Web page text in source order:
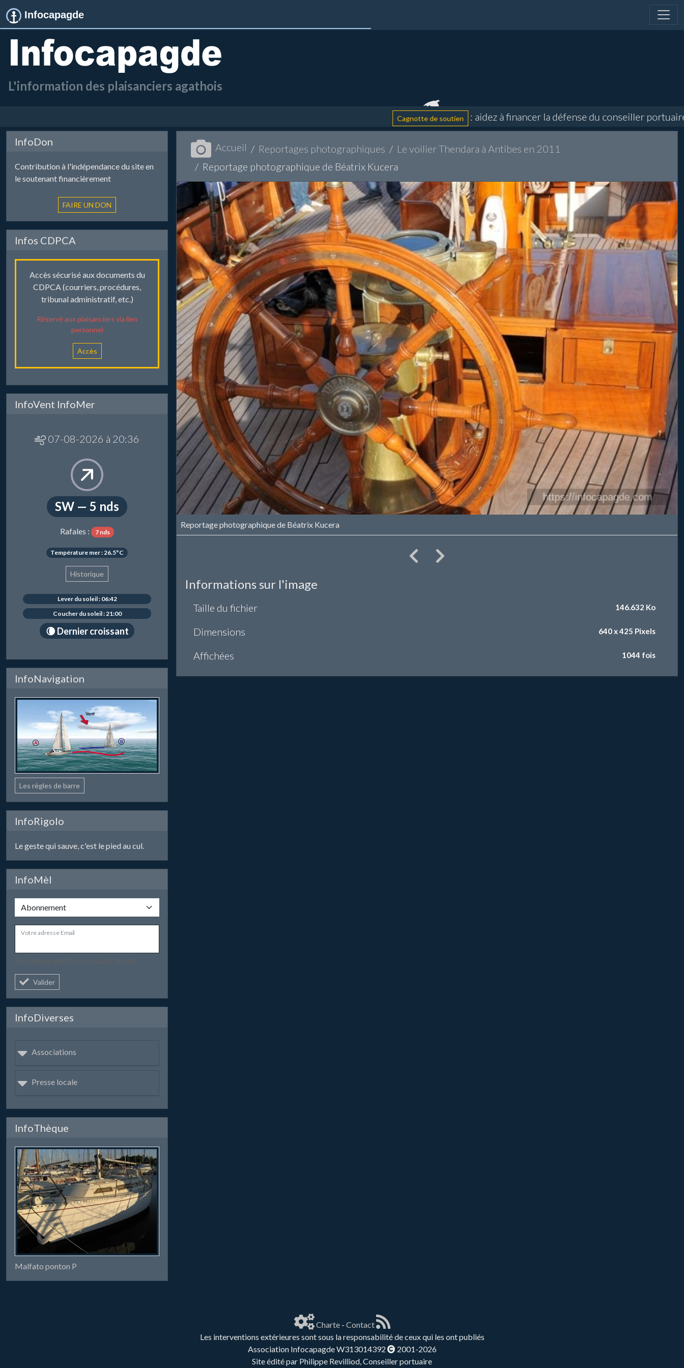
Infocapagde
L'information des plaisanciers agathois
Cagnotte de soutien : aidez à financer la défense du conseiller portuaire et
InfoDon
Contribution à l'indépendance du site en
le soutenant financièrement
Infos CDPCA
Accès sécurisé aux documents du
CDPCA (courriers, procédures,
tribunal administratif, etc.)
Réservé aux plaisanciers via lien
personnel
Accès
InfoVent InfoMer
07-08-2026 à 20:36
SW — 5 nds
Rafales : 7 nds
Température mer : 26.5°C
Historique
Lever du soleil : 06:42
Coucher du soleil : 21:00
🌘 Dernier croissant
InfoNavigation
Les règles de barre
InfoRigolo
Le geste qui sauve, c'est le pied au cul.
InfoMèl
Votre adresse Email
Valider
InfoDiverses
Associations
Presse locale
InfoThèque
Malfato ponton P
Accueil Reportages photographiques
Le voilier Thendara à Antibes en 2011
Reportage photographique de Béatrix Kucera
Reportage photographique de Béatrix Kucera
Informations sur l'image
Taille du fichier 146.632 Ko
Dimensions 640 x 425 Pixels
Affichées 1044 fois
Charte- Contact
Les interventions extérieures sont sous la responsabilité de ceux qui les ont publiés
Association Infocapagde W313014392
2001-2026
Site édité par Philippe Revilliod, Conseiller portuaire